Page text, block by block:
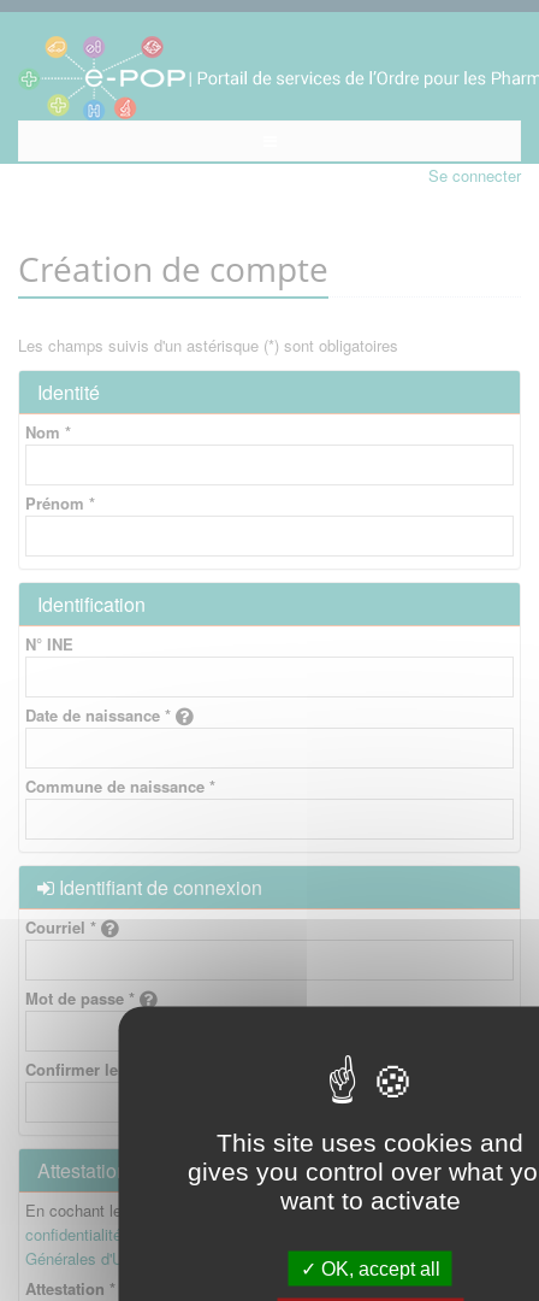
This site uses cookies and
gives you control over what
want to activate
OK, accept all
Se connecter
Création de compte
Les champs suivis d'un astérisque (*) sont obligatoires
Identité
Nom *
Prénom *
Identification
N° INE
Date de naissance *
Commune de naissance *
Identifiant de connexion
Courriel *
Mot de passe *
Confirmer le mot de passe *
Attestation
En cochant les cases ci-dessous, je reconnais avoir lu laPolitique de
confidentialité
Générales d'Utilisation
Attestation *